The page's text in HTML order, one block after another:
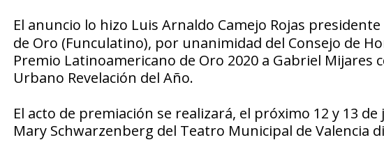
El anuncio lo hizo Luis Arnaldo Camejo Rojas presidente
de Oro (Funculatino), por unanimidad del Consejo de
Premio Latinoamericano de Oro 2020 a Gabriel
Urbano Revelación del Año.
El acto de premiación se realizará, el próximo 12 y 13
Mary Schwarzenberg del Teatro Municipal de Valencia